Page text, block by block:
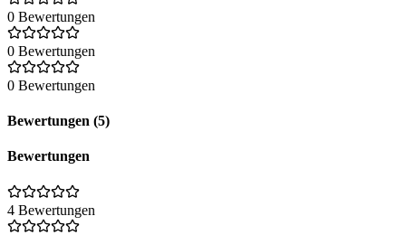
0 Bewertungen
0 Bewertungen
0 Bewertungen
Bewertungen (5)
Bewertungen
4 Bewertungen